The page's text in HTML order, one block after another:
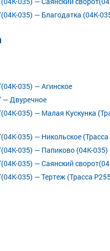
035) — Благодатка (04К-
035) — Агинское
— Двуречное
035) — Малая Кускунка
035) — Никольское
035) — Папиково (04К-035)
035) — Саянский
035) — Тертеж (Трасса